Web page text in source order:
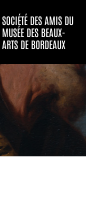
SOCIÉTÉ DES AMIS DU
MUSÉE DES BEAUX-
ARTS DE BORDEAUX